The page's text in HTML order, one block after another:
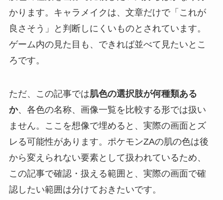
かります。キャラメイクは、文章だけで「これが
良さそう」と判断しにくいものとされています。
ゲーム内の見た目も、できれば並べて見たいとこ
ろです。
ただ、この記事では肌色の選択肢が何種類ある
か、各色の名称、画像一覧を比較する形では扱い
ません。ここを想像で埋めると、実際の画面とズ
レる可能性があります。ポケモンZAの肌の色は後
から変えられない要素として扱われているため、
この記事で確認・扱える範囲と、実際の画面で確
認したい範囲は分けておきたいです。